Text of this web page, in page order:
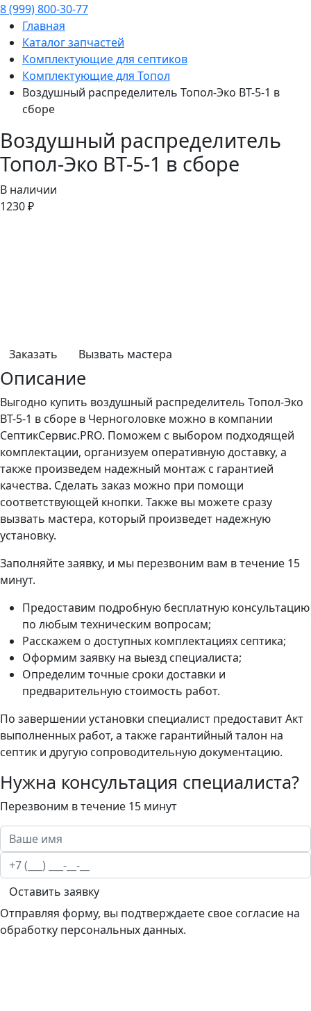
8 (999) 800-30-77
Главная
Каталог запчастей
Комплектующие для септиков
Комплектующие для Топол
Воздушный распределитель Топол-Эко ВT-5-1 в
сборе
Воздушный распределитель
Топол-Эко ВT-5-1 в сборе
В наличии
1230 ₽
Заказать Вызвать мастера
Описание
Выгодно купить воздушный распределитель Топол-Эко
ВT-5-1 в сборе в Черноголовке можно в компании
СептикСервис.PRO. Поможем с выбором подходящей
комплектации, организуем оперативную доставку, а
также произведем надежный монтаж с гарантией
качества. Сделать заказ можно при помощи
соответствующей кнопки. Также вы можете сразу
вызвать мастера, который произведет надежную
установку.
Заполняйте заявку, и мы перезвоним вам в течение 15
минут.
Предоставим подробную бесплатную консультацию
по любым техническим вопросам;
Расскажем о доступных комплектациях септика;
Оформим заявку на выезд специалиста;
Определим точные сроки доставки и
предварительную стоимость работ.
По завершении установки специалист предоставит Акт
выполненных работ, а также гарантийный талон на
септик и другую сопроводительную документацию.
Нужна консультация специалиста?
Перезвоним в течение 15 минут
Оставить заявку
Отправляя форму, вы подтверждаете свое согласие на
обработку персональных данных.